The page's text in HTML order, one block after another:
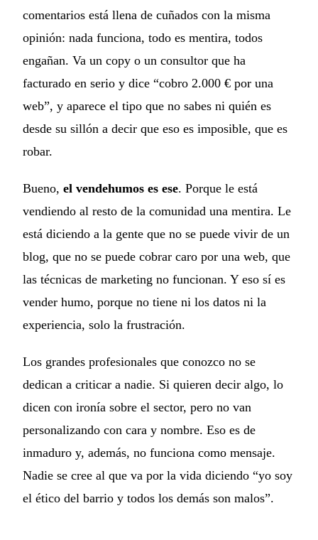
comentarios está llena de cuñados con la misma
opinión: nada funciona, todo es mentira, todos
engañan. Va un copy o un consultor que ha
facturado en serio y dice “cobro 2.000 € por una
web”, y aparece el tipo que no sabes ni quién es
desde su sillón a decir que eso es imposible, que es
robar.
Bueno, el vendehumos es ese. Porque le está
vendiendo al resto de la comunidad una mentira. Le
está diciendo a la gente que no se puede vivir de un
blog, que no se puede cobrar caro por una web, que
las técnicas de marketing no funcionan. Y eso sí es
vender humo, porque no tiene ni los datos ni la
experiencia, solo la frustración.
Los grandes profesionales que conozco no se
dedican a criticar a nadie. Si quieren decir algo, lo
dicen con ironía sobre el sector, pero no van
personalizando con cara y nombre. Eso es de
inmaduro y, además, no funciona como mensaje.
Nadie se cree al que va por la vida diciendo “yo soy
el ético del barrio y todos los demás son malos”.